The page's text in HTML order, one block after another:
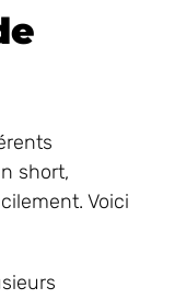
short,
Voici